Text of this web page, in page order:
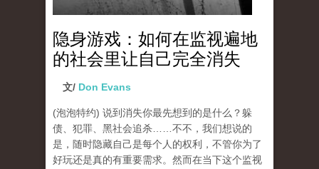
隐身游戏：如何在监视遍地
的社会里让自己完全消失
文/ Don Evans
(泡泡特约) 说到消失你最先想到的是什么？躲
债、犯罪、黑社会追杀……不不，我们想说的
是，随时隐藏自己是每个人的权利，不管你为了
好玩还是真的有重要需求。然而在当下这个监视